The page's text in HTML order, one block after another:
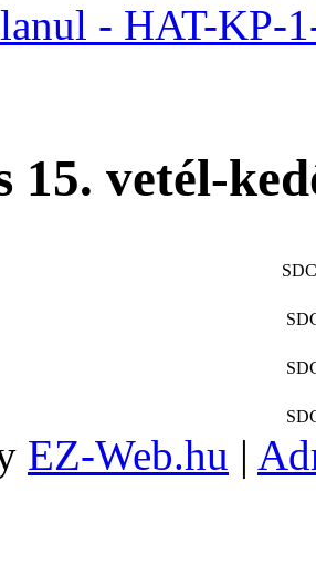
- HAT-KP-
15. vetél-
EZ-Web.hu |